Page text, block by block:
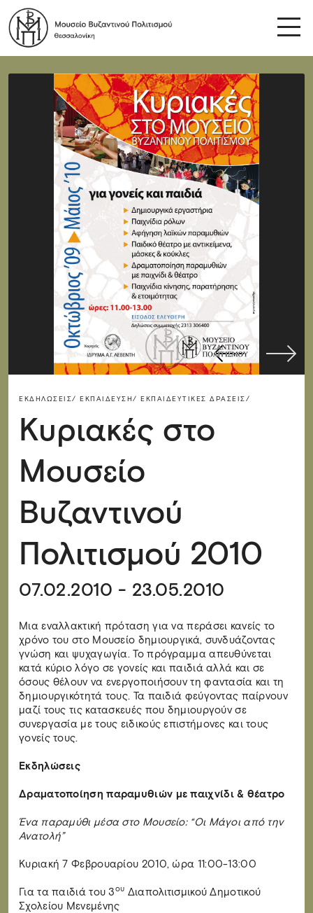
ΕΚΔΗΛΏΣΕΙΣ/ ΕΚΠΑΊΔΕΥΣΗ/ ΕΚΠΑΙΔΕΥΤΙΚΈΣ ΔΡΆΣΕΙΣ/
Κυριακές στο
Μουσείο
Βυζαντινού
Πολιτισμού 2010
07.02.2010 - 23.05.2010
Μια εναλλακτική πρόταση για να περάσει κανείς το
χρόνο του στο Μουσείο δημιουργικά, συνδυάζοντας
γνώση και ψυχαγωγία. Το πρόγραμμα απευθύνεται
κατά κύριο λόγο σε γονείς και παιδιά αλλά και σε
όσους θέλουν να ενεργοποιήσουν τη φαντασία και τη
δημιουργικότητά τους. Τα παιδιά φεύγοντας παίρνουν
μαζί τους τις κατασκευές που δημιουργούν σε
συνεργασία με τους ειδικούς επιστήμονες και τους
γονείς τους.
Εκδηλώσεις
Δραματοποίηση παραμυθιών με παιχνίδι & θέατρο
Ένα παραμύθι μέσα στο Μουσείο: “Οι Μάγοι από την
Ανατολή”
Κυριακή 7 Φεβρουαρίου 2010, ώρα 11:00-13:00
Για τα παιδιά του 3ου Διαπολιτισμικού Δημοτικού
Σχολείου Μενεμένης